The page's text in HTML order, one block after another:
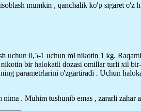
mumkin , qanchalik ko'p sigaret o'z
uchun 0,5-1 uchun ml nikotin 1 kg.
bir halokatli dozasi omillar turli xil
parametrlarini o'zgartiradi . Uchun
. Muhim tushunib emas , zararli zahar